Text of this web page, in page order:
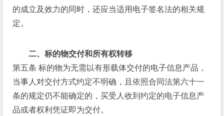
的成立及效力的同时，还应当适用电子签名法的相关规
定。
二、标的物交付和所有权转移
第五条 标的物为无需以有形载体交付的电子信息产品，
当事人对交付方式约定不明确，且依照合同法第六十一
条的规定仍不能确定的，买受人收到约定的电子信息产
品或者权利凭证即为交付。